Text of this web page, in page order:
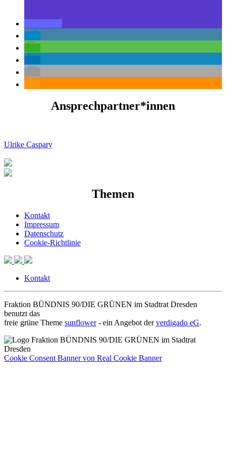
Ansprechpartner*innen
Ulrike Caspary
Themen
Kontakt
Impressum
Datenschutz
Cookie-Richtlinie
Kontakt
Fraktion BÜNDNIS 90/DIE GRÜNEN im Stadtrat Dresden
benutzt das
freie grüne Theme sunflower‐ ein Angebot derverdigado eG.
Cookie Consent Banner von Real Cookie Banner